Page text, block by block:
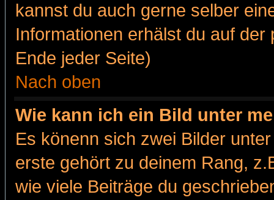
kannst du auch gerne selber
Informationen erhälst du auf
Ende jeder Seite)
Nach oben
Wie kann ich ein Bild unter
Es könenn sich zwei Bilder
erste gehört zu deinem Rang,
wie viele Beiträge du